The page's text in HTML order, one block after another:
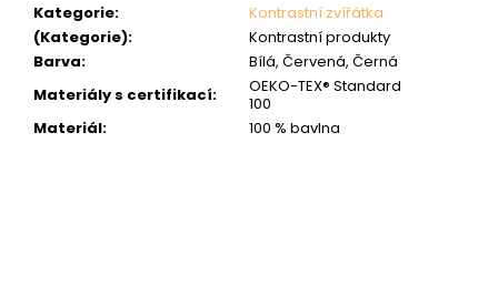
Kategorie:
Kontrastní zvířátka
(Kategorie):
Kontrastní produkty
Barva:
Bílá, Červená, Černá
Materiály s certifikací:
OEKO-TEX® Standard
100
Materiál: 100 % bavlna